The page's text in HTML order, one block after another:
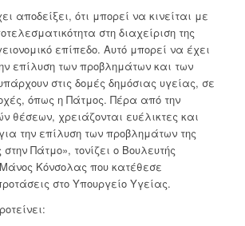
αποδείξει, ότι μπορεί να κινείται με
στη διαχείριση της
επίπεδο. Αυτό μπορεί να έχει
επίλυση των προβλημάτων και των
στις δομές δημόσιας υγείας, σε
όπως η Πάτμος. Πέρα από την
θέσεων, χρειάζονται ευέλικτες και
την επίλυση των προβλημάτων της
Πάτμο», τονίζει ο Βουλευτής
Κόνσολας που κατέθεσε
στο Υπουργείο Υγείας.